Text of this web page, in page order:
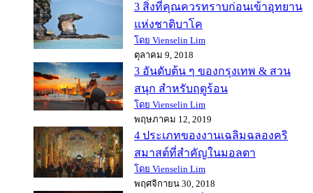
3 สิ่งที่คุณควรทราบก่อนเข้าอุทยาน
แห่งชาติบาโค
โดย Vienselin Lim
ตุลาคม 9, 2018
3 อันดับต้น ๆ ของกรุงเทพ & สวน
สนุก สำหรับฤดูร้อน
โดย Vienselin Lim
พฤษภาคม 12, 2019
4 ประเภทของงานเฉลิมฉลองคริ
สมาสต์ที่สำคัญในมอลตา
โดย Vienselin Lim
พฤศจิกายน 30, 2018